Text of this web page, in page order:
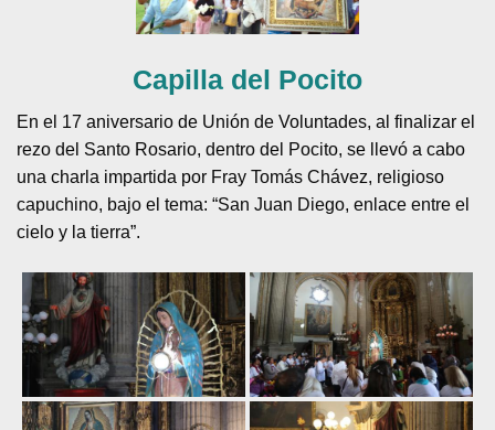
Capilla del Pocito
En el 17 aniversario de Unión de Voluntades, al finalizar el
rezo del Santo Rosario, dentro del Pocito, se llevó a cabo
una charla impartida por Fray Tomás Chávez, religioso
capuchino, bajo el tema: “San Juan Diego, enlace entre el
cielo y la tierra”.